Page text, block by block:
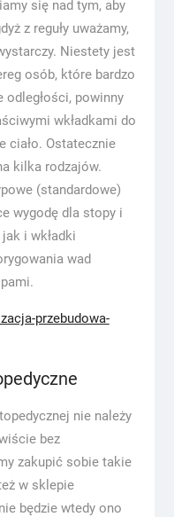
się nad tym, aby
z reguły uważamy,
Niestety jest
osób, które bardzo
powinny
wkładkami do
ciało. Ostatecznie
kilka rodzajów.
(standardowe)
wygodę dla stopy i
i wkładki
wad
przebudowa-
nie należy
bez
zakupić sobie takie
w sklepie
będzie wtedy ono